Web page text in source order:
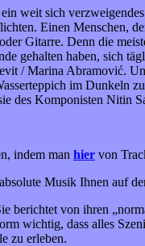
weit sich
Einen Menschen,
Gitarre. Denn die
gehalten haben, sich
/ Marina Abramović.
im Dunkeln
des Komponisten Nitin
indem man hier von
Musik Ihnen auf
berichtet von ihren
wichtig, dass alles
zu erleben.